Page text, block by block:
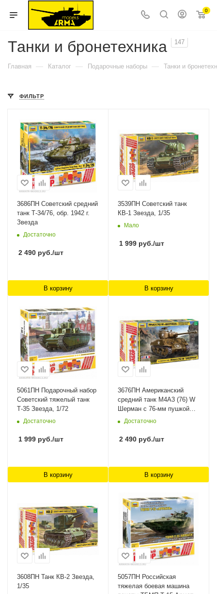
0
Танки и бронетехника 147
Главная — Каталог — Подарочные наборы — Танки и
ФИЛЬТР
3686ПН Советский средний
танк Т-34/76, обр. 1942 г.
Звезда
Достаточно
2 490 руб./шт
В корзину
3539ПН Советский танк
КВ-1 Звезда, 1/35
Мало
1 999 руб./шт
В корзину
5061ПН Подарочный набор
Советский тяжелый танк
Т-35 Звезда, 1/72
Достаточно
1 999 руб./шт
В корзину
3676ПН Американский
средний танк М4А3 (76) W
Шерман с 76-мм пушкой
Звезда, 1/35
Достаточно
2 490 руб./шт
В корзину
3608ПН Танк КВ-2 Звезда,
1/35
5057ПН Российская
тяжелая боевая машина